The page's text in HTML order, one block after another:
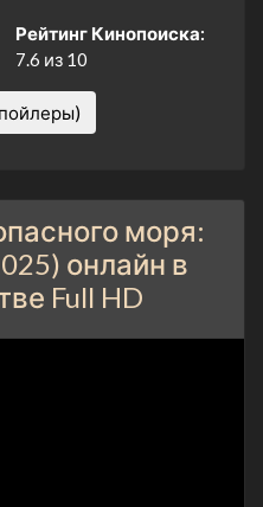
Рейтинг Кинопоиска:
7.6 из 10
моря:
онлайн в
Full HD